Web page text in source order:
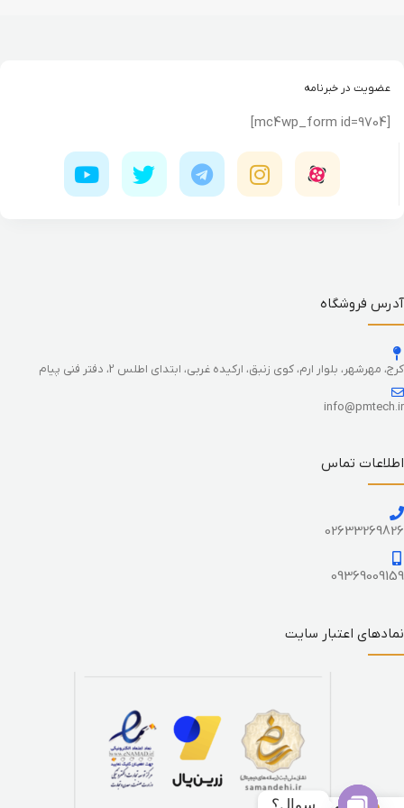
عضویت در خبرنامه
[mc4wp_form id=9704]
آدرس فروشگاه
کرج، مهرشهر، بلوار ارم، کوی زنبق، ارکیده غربی، ابتدای اطلس 2، دفتر فنی پیام
info@pmtech.ir
اطلاعات تماس
02633269826
09369009159
نمادهای اعتبار سایت
سوال؟